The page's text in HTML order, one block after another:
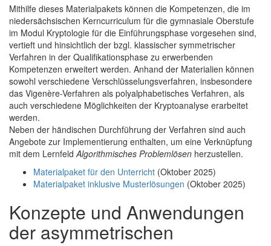
Mithilfe dieses Materialpakets können die Kompetenzen, die im
niedersächsischen Kerncurriculum für die gymnasiale Oberstufe
im Modul Kryptologie für die Einführungsphase vorgesehen sind,
vertieft und hinsichtlich der bzgl. klassischer symmetrischer
Verfahren in der Qualifikationsphase zu erwerbenden
Kompetenzen erweitert werden. Anhand der Materialien können
sowohl verschiedene Verschlüsselungsverfahren, insbesondere
das Vigenère-Verfahren als polyalphabetisches Verfahren, als
auch verschiedene Möglichkeiten der Kryptoanalyse erarbeitet
werden.
Neben der händischen Durchführung der Verfahren sind auch
Angebote zur Implementierung enthalten, um eine Verknüpfung
mit dem Lernfeld Algorithmisches Problemlösen herzustellen.
Materialpaket für den Unterricht (Oktober 2025)
Materialpaket inklusive Musterlösungen (Oktober 2025)
Konzepte und Anwendungen
der asymmetrischen